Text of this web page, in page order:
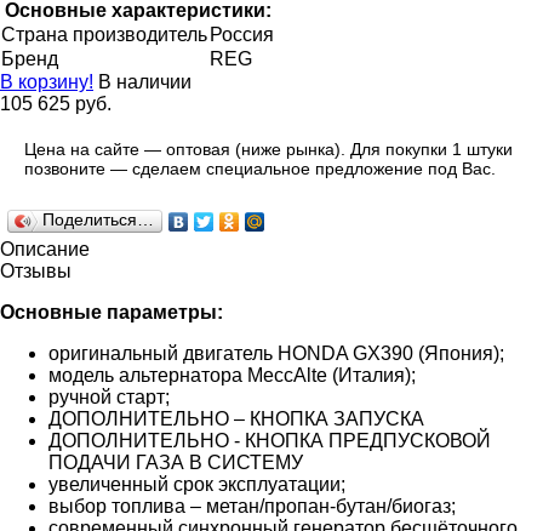
Основные характеристики:
Страна производитель Россия
Бренд
REG
В корзину! В наличии
105 625 руб.
Цена на сайте — оптовая (ниже рынка). Для покупки 1 штуки
позвоните — сделаем специальное предложение под Вас.
Поделиться…
Описание
Отзывы
Основные параметры:
оригинальный двигатель HONDA GX390 (Япония);
модель альтернатора MeccAlte (Италия);
ручной старт;
ДОПОЛНИТЕЛЬНО – КНОПКА ЗАПУСКА
ДОПОЛНИТЕЛЬНО - КНОПКА ПРЕДПУСКОВОЙ
ПОДАЧИ ГАЗА В СИСТЕМУ
увеличенный срок эксплуатации;
выбор топлива – метан/пропан-бутан/биогаз;